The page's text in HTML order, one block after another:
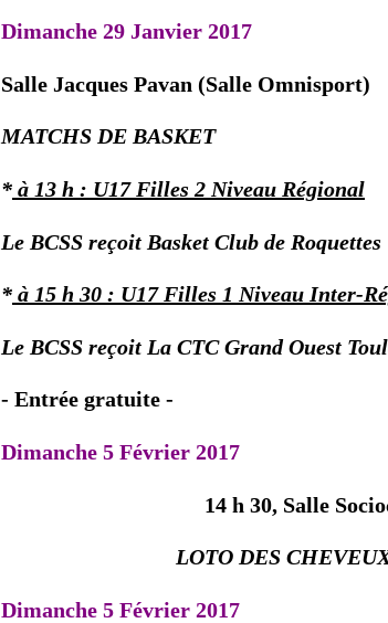
Dimanche 29 Janvier 2017
Salle Jacques Pavan (Salle Omnisport)
MATCHS DE BASKET
* à 13 h : U17 Filles 2 Niveau Régional
Le BCSS reçoit Basket Club de Roquettes
* à 15 h 30 : U17 Filles 1 Niveau Inter-
Le BCSS reçoit La CTC Grand Ouest
- Entrée gratuite -
Dimanche 5 Février 2017
14 h 30, Salle
LOTO DES
Dimanche 5 Février 2017